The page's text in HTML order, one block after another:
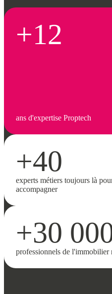
+12
ans d'expertise Proptech
+40
experts métiers toujours là
accompagner
+30
professionnels de l'immobilier